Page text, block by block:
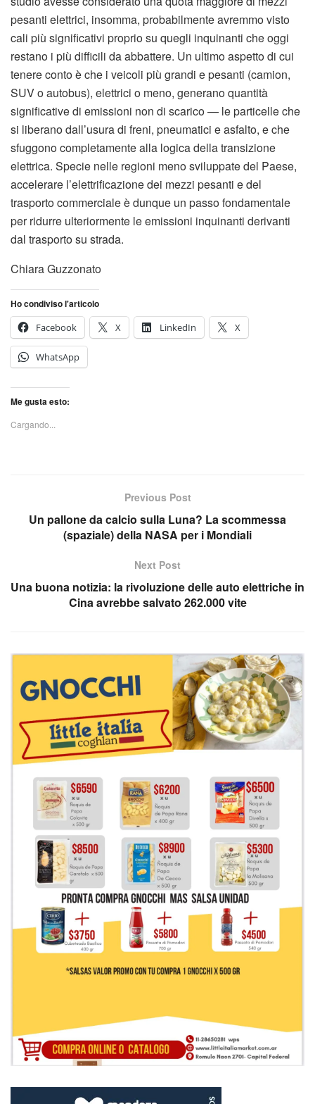
pesanti elettrici, insomma, probabilmente avremmo visto
cali più significativi proprio su quegli inquinanti che oggi
restano i più difficili da abbattere. Un ultimo aspetto di cui
tenere conto è che i veicoli più grandi e pesanti (camion,
SUV o autobus), elettrici o meno, generano quantità
significative di emissioni non di scarico — le particelle che
si liberano dall’usura di freni, pneumatici e asfalto, e che
sfuggono completamente alla logica della transizione
elettrica. Specie nelle regioni meno sviluppate del Paese,
accelerare l’elettrificazione dei mezzi pesanti e del
trasporto commerciale è dunque un passo fondamentale
per ridurre ulteriormente le emissioni inquinanti derivanti
dal trasporto su strada.
Chiara Guzzonato
Ho condiviso l'articolo
Facebook
X LinkedIn X
WhatsApp
Me gusta esto:
Cargando...
Previous Post
Un pallone da calcio sulla Luna? La scommessa
(spaziale) della NASA per i Mondiali
Next Post
Una buona notizia: la rivoluzione delle auto elettriche in
Cina avrebbe salvato 262.000 vite